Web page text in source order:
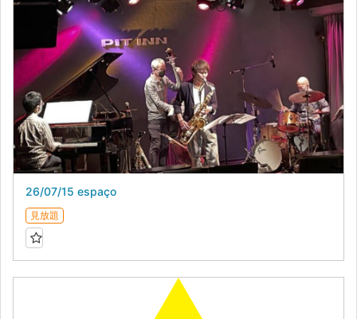
26/07/15 espaço
見放題